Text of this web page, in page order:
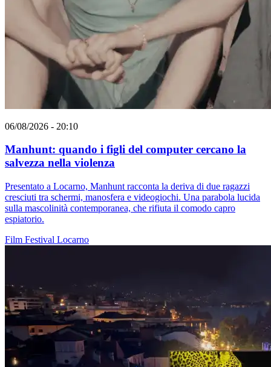
06/08/2026 - 20:10
Manhunt: quando i figli del computer cercano la
salvezza nella violenza
Presentato a Locarno, Manhunt racconta la deriva di due ragazzi
cresciuti tra schermi, manosfera e videogiochi. Una parabola lucida
sulla mascolinità contemporanea, che rifiuta il comodo capro
espiatorio.
Film Festival Locarno